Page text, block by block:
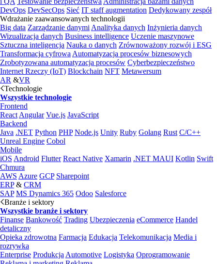
DevOps DevSecOps Sieć IT staff augmentation Dedykowany zespół
Wdrażanie zaawansowanych technologii
Big data Zarządzanie danymi Analityka danych Inżynieria danych
Wizualizacja danych Business intelligence Uczenie maszynowe
Sztuczna inteligencja Nauka o danych Zrównoważony rozwój i ESG
Transformacja cyfrowa Automatyzacja procesów biznesowych
Zrobotyzowana automatyzacja procesów Cyberbezpieczeństwo
Internet Rzeczy (IoT) Blockchain NFT Metawersum
AR &VR
Technologie
Wszystkie technologie
Frontend
React Angular Vue.js JavaScript
Backend
Java .NET Python PHP Node.js Unity Ruby Golang Rust C/C++
Unreal Engine Cobol
Mobile
iOS Android Flutter React Native Xamarin .NET MAUI Kotlin Swift
Chmura
AWS Azure GCP Sharepoint
ERP& CRM
SAP MS Dynamics 365 Odoo Salesforce
Branże i sektory
Wszystkie branże i sektory
Finanse Bankowość Trading Ubezpieczenia eCommerce Handel
detaliczny
Opieka zdrowotna Farmacja Edukacja Telekomunikacja Media i
rozrywka
Enterprise Produkcja Automotive Logistyka Oprogramowanie